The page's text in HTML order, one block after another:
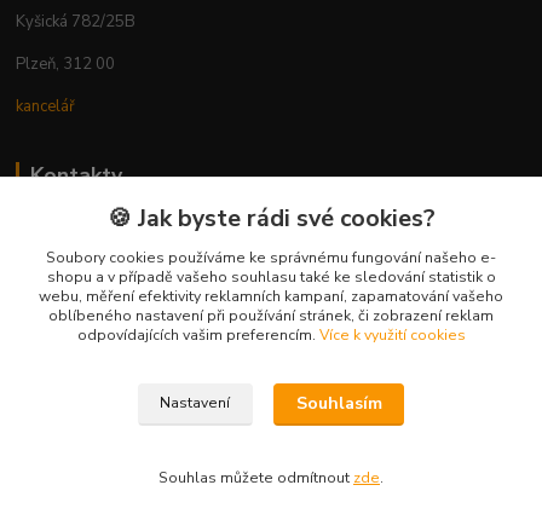
Kyšická 782/25B
Plzeň, 312 00
kancelář
Kontakty
Ing. Michal Vaněk
+420 603 332 100
(Po-Pá, 10-17 hod.)
info@vyhodnynakup.eu
🍪 Jak byste rádi své cookies?
Soubory cookies používáme ke správnému fungování našeho e-
shopu a v případě vašeho souhlasu také ke sledování statistik o
webu, měření efektivity reklamních kampaní, zapamatování vašeho
oblíbeného nastavení při používání stránek, či zobrazení reklam
odpovídajících vašim preferencím. Více k využití cookies
Nastavení Souhlasím
Souhlas můžete odmítnout zde.